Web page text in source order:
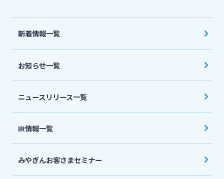
株主・投資家の皆さま
ニュースリリース一覧
採用情報
新着情報一覧
お知らせ一覧
ニュースリリース一覧
IR情報一覧
みやぎんお客さまセミナー